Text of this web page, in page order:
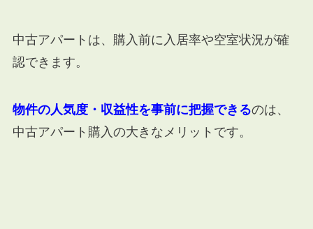
中古アパートは、購入前に入居率や空室状況が確
認できます。
物件の人気度・収益性を事前に把握できるのは、
中古アパート購入の大きなメリットです。